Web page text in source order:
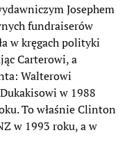
Josephem
fundraiserów
w kręgach polityki
Carterowi, a
Walterowi
w 1988
To właśnie Clinton
w 1993 roku, a w